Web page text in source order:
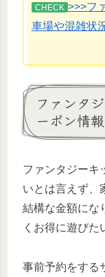
CHECK >>>フ
車場や混雑状
ファンタ
ーポン情報
ファンタジーキ
いとは言えず、
結構な金額にな
くお得に遊びた
事前予約をする